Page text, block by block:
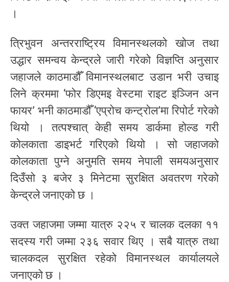
।
त्रिभुवन अन्तरराष्ट्रिय विमानस्थलको खोज तथा
उद्धार समन्वय केन्द्रले जारी गरेको विज्ञप्ति अनुसार
जहाजले काठमाडौँ विमानस्थलबाट उडान भरी उचाइ
लिने क्रममा ‘फोर डिएमइ वेस्टमा राइट इञ्जिन अन
फायर’ भनी काठमाडौँ ‘एप्रोच कन्ट्रोल’मा रिपोर्ट गरेको
थियो । तत्पश्चात् केही समय डार्कमा होल्ड गरी
कोलकाता डाइभर्ट गरिएको थियो । सो जहाजको
कोलकाता पुग्ने अनुमति समय नेपाली समयअनुसार
दिउँसो ३ बजेर ३ मिनेटमा सुरक्षित अवतरण गरेको
केन्द्रले जनाएको छ ।
उक्त जहाजमा जम्मा यात्रु २२५ र चालक दलका ११
सदस्य गरी जम्मा २३६ सवार थिए । सबै यात्रु तथा
चालकदल सुरक्षित रहेको विमानस्थल कार्यालयले
जनाएको छ ।